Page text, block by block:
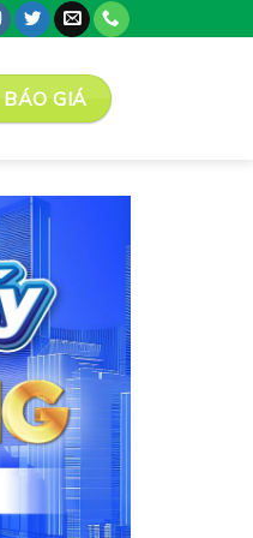
BÁO GIÁ